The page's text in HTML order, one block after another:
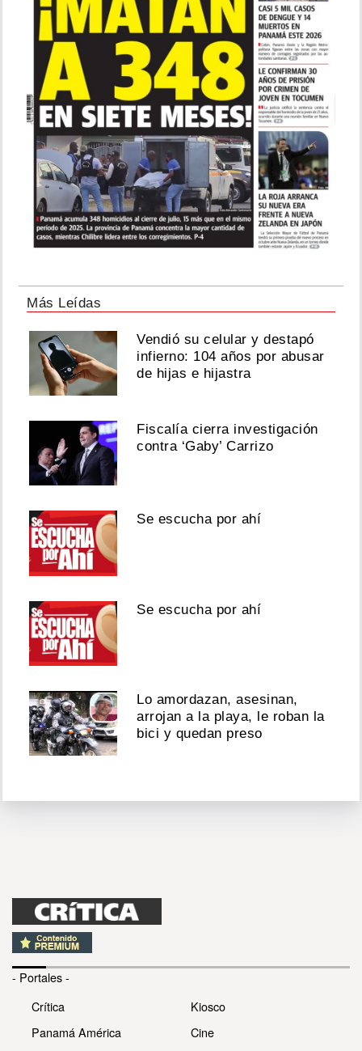
Más Leídas
Vendió su celular y destapó
infierno: 104 años por abusar
de hijas e hijastra
Fiscalía cierra investigación
contra ‘Gaby’ Carrizo
Se escucha por ahí
Se escucha por ahí
Lo amordazan, asesinan,
arrojan a la playa, le roban la
bici y quedan preso
- Portales -
Crítica
Panamá América
Kiosco
Cine